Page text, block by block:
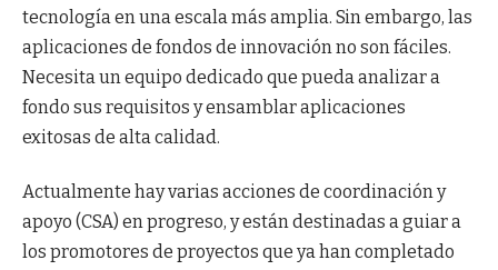
tecnología en una escala más amplia. Sin embargo, las
aplicaciones de fondos de innovación no son fáciles.
Necesita un equipo dedicado que pueda analizar a
fondo sus requisitos y ensamblar aplicaciones
exitosas de alta calidad.
Actualmente hay varias acciones de coordinación y
apoyo (CSA) en progreso, y están destinadas a guiar a
los promotores de proyectos que ya han completado